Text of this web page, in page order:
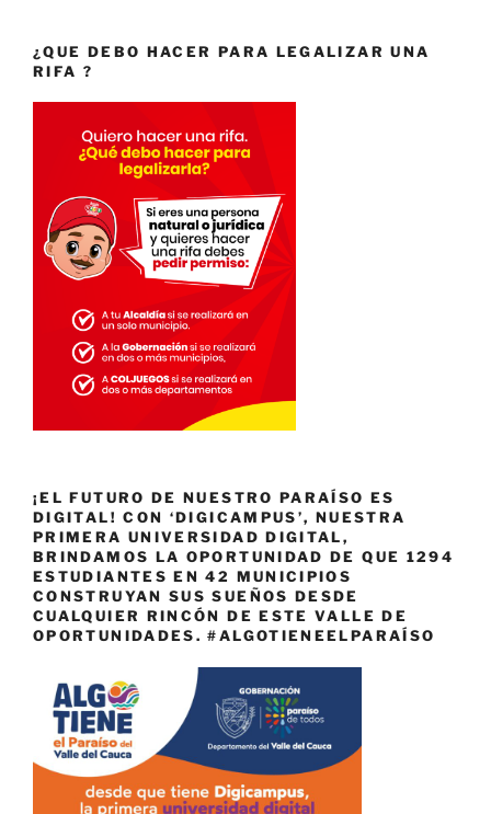
¿QUE DEBO HACER PARA LEGALIZAR UNA
RIFA ?
¡EL FUTURO DE NUESTRO PARAÍSO ES
DIGITAL! CON ‘DIGICAMPUS’, NUESTRA
PRIMERA UNIVERSIDAD DIGITAL,
BRINDAMOS LA OPORTUNIDAD DE QUE 1294
ESTUDIANTES EN 42 MUNICIPIOS
CONSTRUYAN SUS SUEÑOS DESDE
CUALQUIER RINCÓN DE ESTE VALLE DE
OPORTUNIDADES. #ALGOTIENEELPARAÍSO